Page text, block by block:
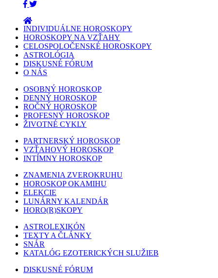
INDIVIDUÁLNE HOROSKOPY
HOROSKOPY NA VZŤAHY
CELOSPOLOČENSKÉ HOROSKOPY
ASTROLÓGIA
DISKUSNÉ FÓRUM
O NÁS
OSOBNÝ HOROSKOP
DENNÝ HOROSKOP
ROČNÝ HOROSKOP
PROFESNÝ HOROSKOP
ŽIVOTNÉ CYKLY
PARTNERSKÝ HOROSKOP
VZŤAHOVÝ HOROSKOP
INTÍMNY HOROSKOP
ZNAMENIA ZVEROKRUHU
HOROSKOP OKAMIHU
ELEKCIE
LUNÁRNY KALENDÁR
HORO(R)SKOPY
ASTROLEXIKÓN
TEXTY A ČLÁNKY
SNÁR
KATALÓG EZOTERICKÝCH SLUŽIEB
DISKUSNÉ FÓRUM